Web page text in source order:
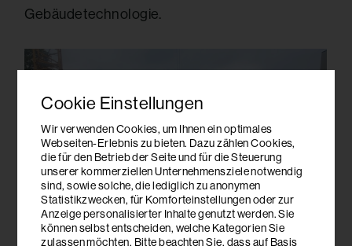
Gebäudetechnologie.
Cookie Einstellungen
Wir verwenden Cookies, um Ihnen ein optimales
Webseiten-Erlebnis zu bieten. Dazu zählen Cookies,
die für den Betrieb der Seite und für die Steuerung
unserer kommerziellen Unternehmensziele notwendig
sind, sowie solche, die lediglich zu anonymen
Statistikzwecken, für Komforteinstellungen oder zur
Anzeige personalisierter Inhalte genutzt werden. Sie
können selbst entscheiden, welche Kategorien Sie
zulassen möchten. Bitte beachten Sie, dass auf Basis